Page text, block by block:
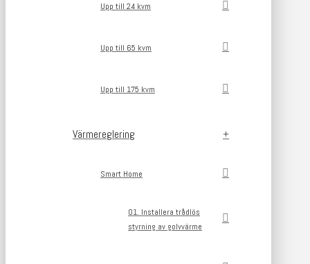
Upp till 24 kvm
Upp till 65 kvm
Upp till 175 kvm
Värmereglering
Smart Home
01. Installera trådlös
styrning av golvvärme